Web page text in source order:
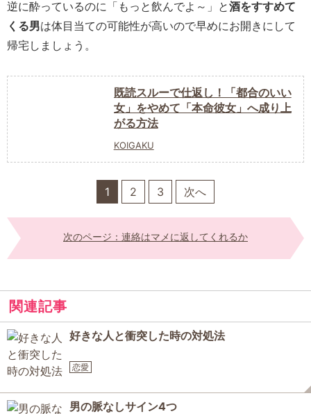
逆に酔っているのに「もっと飲んでよ～」と酒をすすめて
くる男は体目当ての可能性が高いので早めにお開きにして
帰宅しましょう。
既読スルーで仕返し！「都合のいい
女」をやめて「本命彼女」へ成り上
がる方法
KOIGAKU
1 2 3 次へ
次のページ：連絡はマメに返してくれるか
関連記事
好きな人と衝突した時の対処法
恋愛
男の脈なしサイン4つ